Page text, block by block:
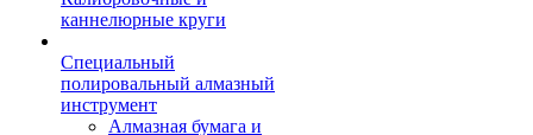
каннелюрные круги
Специальный
полировальный алмазный
инструмент
Алмазная бумага и